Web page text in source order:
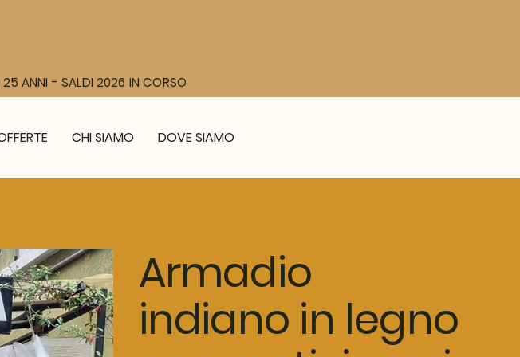
CHI SIAMO DOVE SIAMO
Armadio
indiano in legno
ANNI - SALDI 2026 IN CORSO